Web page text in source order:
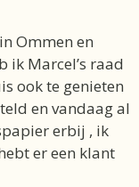
Ommen en
ik Marcel’s raad
ook te genieten
en vandaag al
erbij , ik
er een klant